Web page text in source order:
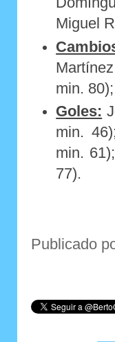
Miguel
min.
Goles:
min.
min.
77).
Publicado